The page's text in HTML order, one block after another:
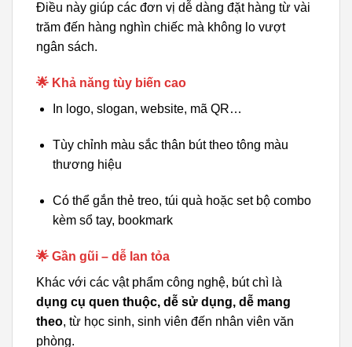
Điều này giúp các đơn vị dễ dàng đặt hàng từ vài
trăm đến hàng nghìn chiếc mà không lo vượt
ngân sách.
🌟 Khả năng tùy biến cao
In logo, slogan, website, mã QR…
Tùy chỉnh màu sắc thân bút theo tông màu
thương hiệu
Có thể gắn thẻ treo, túi quà hoặc set bộ combo
kèm sổ tay, bookmark
🌟 Gần gũi – dễ lan tỏa
Khác với các vật phẩm công nghệ, bút chì là
dụng cụ quen thuộc, dễ sử dụng, dễ mang
theo, từ học sinh, sinh viên đến nhân viên văn
phòng.